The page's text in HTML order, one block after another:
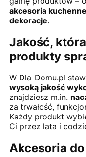
akcesoria kuchenne
dekoracje.
Jakość,
produkty
W Dla-Domu.pl
wysoką jakość
znajdziesz m.in.
za trwałość,
Każdy produkt
Ci przez lata i
Akcesoria